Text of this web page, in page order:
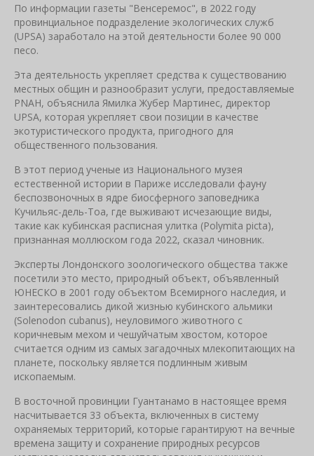
По информации газеты "Венсеремос", в 2022 году
провинциальное подразделение экологических служб
(UPSA) заработало на этой деятельности более 90 000
песо.
Эта деятельность укрепляет средства к существованию
местных общин и разнообразит услуги, предоставляемые
PNAH, объяснила Ямилка Жубер Мартинес, директор
UPSA, которая укрепляет свои позиции в качестве
экотуристического продукта, пригодного для
общественного пользования.
В этот период ученые из Национального музея
естественной истории в Париже исследовали фауну
беспозвоночных в ядре биосферного заповедника
Кучильяс-дель-Тоа, где выживают исчезающие виды,
такие как кубинская расписная улитка (Polymita picta),
признанная моллюском года 2022, сказал чиновник.
Эксперты Лондонского зоологического общества также
посетили это место, природный объект, объявленный
ЮНЕСКО в 2001 году объектом Всемирного наследия, и
заинтересовались дикой жизнью кубинского альмики
(Solenodon cubanus), неуловимого животного с
коричневым мехом и чешуйчатым хвостом, которое
считается одним из самых загадочных млекопитающих на
планете, поскольку является подлинным живым
ископаемым.
В восточной провинции Гуантанамо в настоящее время
насчитывается 33 объекта, включенных в систему
охраняемых территорий, которые гарантируют на вечные
времена защиту и сохранение природных ресурсов